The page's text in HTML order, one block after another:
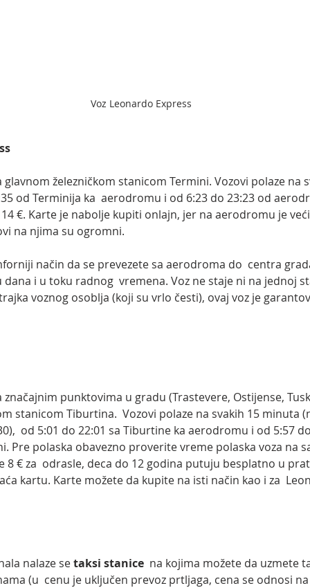
Voz Leonardo Express
železničkom stanicom Termini. Vozovi polaze na
od Terminija ka  aerodromu i od 6:23 do 23:23 od
€. Karte je nabolje kupiti onlajn, jer na aerodromu je
na njima su ogromni.
način da se prevezete sa aerodroma do  centra
i u toku radnog  vremena. Voz ne staje ni na jednoj
voznog osoblja (koji su vrlo česti), ovaj voz je
punktovima u gradu (Trastevere, Ostijense,
stanicom Tiburtina.  Vozovi polaze na svakih 15 minuta
od 5:01 do 22:01 sa Tiburtine ka aerodromu i od 5:57
Pre polaska obavezno proverite vreme polaska voza na
8 € za  odrasle, deca do 12 godina putuju besplatno u
kartu. Karte možete da kupite na isti način kao i za
nalaze se taksi stanice
na kojima možete da uzmete
(u  cenu je uključen prevoz prtljaga, cena se odnosi